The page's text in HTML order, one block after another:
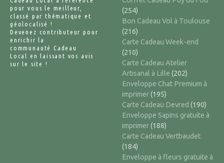
pour vous le meilleur,
classé par thématique et
géolocalisé !
Devenez contributeur pour
enrichir la
communauté Cadeau
Local en laissant vos avis
sur le site !
(254)
Bon Cadeau Vol à Toulouse
(216)
Carte Cadeau Week-end
(210)
Carte Cadeau Atelier
Artisanal à Lille (202)
Enveloppe Chat Premium à
imprimer(195)
Carte Cadeau Devred (190)
Enveloppe Sapins gratuite à
imprimer(188)
Carte Cadeau Vertbaudet
(184)
Enveloppe à fleurs gratuite à